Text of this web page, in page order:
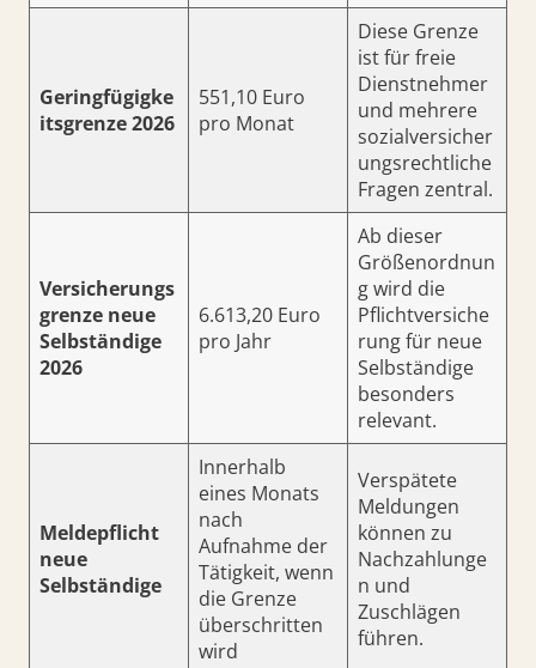
Geringfügigke
itsgrenze 2026
551,10 Euro
pro Monat
Diese Grenze
ist für freie
Dienstnehmer
und mehrere
sozialversicher
ungsrechtliche
Fragen zentral.
Versicherungs
grenze neue
Selbständige
2026
6.613,20 Euro
pro Jahr
Ab dieser
Größenordnun
g wird die
Pflichtversiche
rung für neue
Selbständige
besonders
relevant.
Meldepflicht
neue
Selbständige
Innerhalb
eines Monats
nach
Aufnahme der
Tätigkeit, wenn
die Grenze
überschritten
wird
Verspätete
Meldungen
können zu
Nachzahlunge
n und
Zuschlägen
führen.